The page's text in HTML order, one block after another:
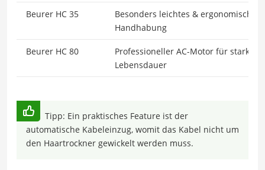
Beurer HC 35
Besonders leichtes &
Handhabung
Beurer HC 80
Professioneller AC-Motor für starke
Lebensdauer
Tipp: Ein praktisches Feature ist der
automatische Kabeleinzug, womit das Kabel nicht um
den Haartrockner gewickelt werden muss.